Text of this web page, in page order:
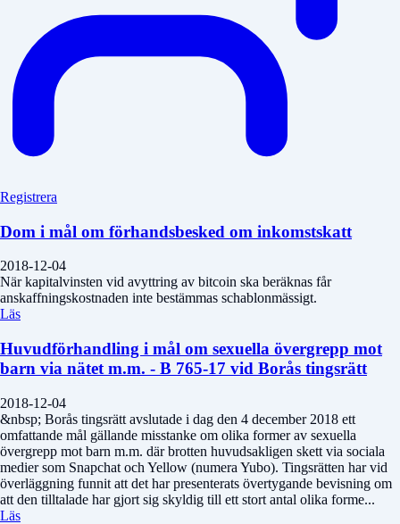
Registrera
Dom i mål om förhandsbesked om inkomstskatt
2018-12-04
När kapitalvinsten vid avyttring av bitcoin ska beräknas får
anskaffningskostnaden inte bestämmas schablonmässigt.
Läs
Huvudförhandling i mål om sexuella övergrepp mot
barn via nätet m.m. - B 765-17 vid Borås tingsrätt
2018-12-04
&nbsp; Borås tingsrätt avslutade i dag den 4 december 2018 ett
omfattande mål gällande misstanke om olika former av sexuella
övergrepp mot barn m.m. där brotten huvudsakligen skett via sociala
medier som Snapchat och Yellow (numera Yubo). Tingsrätten har vid
överläggning funnit att det har presenterats övertygande bevisning om
att den tilltalade har gjort sig skyldig till ett stort antal olika forme...
Läs